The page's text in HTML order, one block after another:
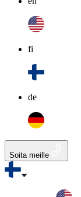
fi
de
Soita meille